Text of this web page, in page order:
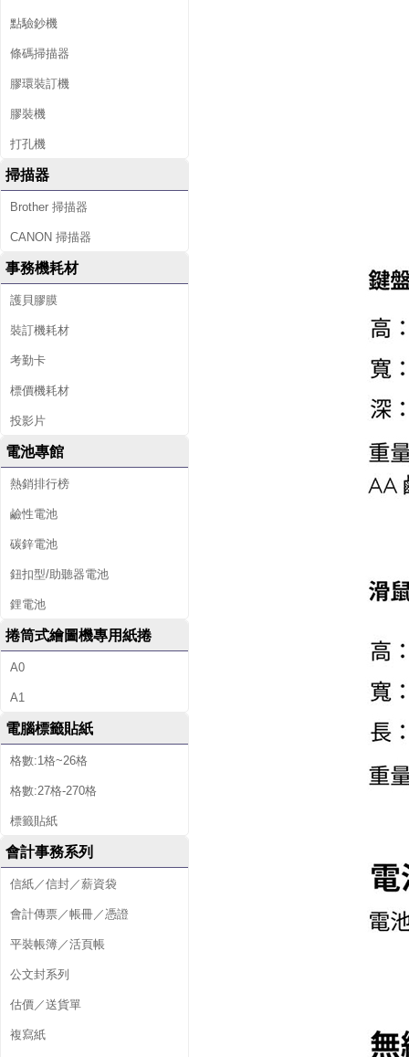
點驗鈔機
條碼掃描器
膠環裝訂機
膠裝機
打孔機
掃描器
Brother 掃描器
CANON 掃描器
事務機耗材
護貝膠膜
裝訂機耗材
考勤卡
標價機耗材
投影片
電池專館
熱銷排行榜
鹼性電池
碳鋅電池
鈕扣型/助聽器電池
鋰電池
捲筒式繪圖機專用紙捲
A0
A1
電腦標籤貼紙
格數:1格~26格
格數:27格-270格
標籤貼紙
會計事務系列
信紙／信封／薪資袋
會計傳票／帳冊／憑證
平裝帳簿／活頁帳
公文封系列
估價／送貨單
複寫紙